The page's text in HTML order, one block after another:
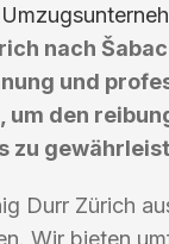
nach
und
um den
zu
Durr Zürich
Wir bieten